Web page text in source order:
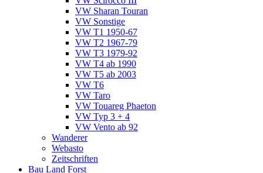
VW Sharan Touran
VW Sonstige
VW T1 1950-67
VW T2 1967-79
VW T3 1979-92
VW T4 ab 1990
VW T5 ab 2003
VW T6
VW Taro
VW Touareg Phaeton
VW Typ 3 + 4
VW Vento ab 92
Wanderer
Webasto
Zeitschriften
Bau Land Forst